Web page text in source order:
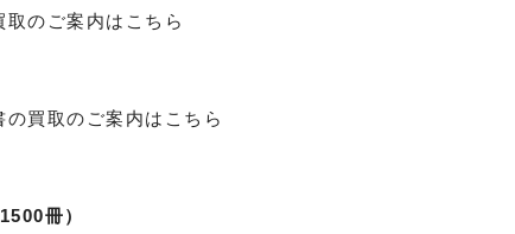
のご案内はこちら
買取のご案内はこちら
冊）